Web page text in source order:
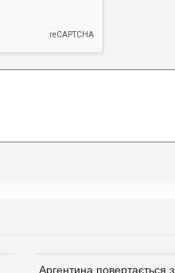
Аргентина повертається з